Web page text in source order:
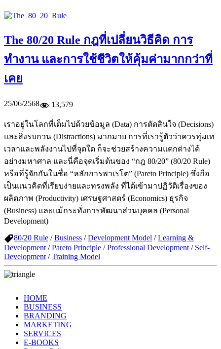
The 80/20 Rule กฎที่เปลี่ยนวิธีคิด การ
ทำงาน และการใช้ชีวิตให้คุ้มค่ามากกว่าที่
เคย
25/06/2568 13,579
เราอยู่ในโลกที่เต็มไปด้วยข้อมูล (Data) การตัดสินใจ (Decisions)
และสิ่งรบกวน (Distractions) มากมาย การที่เรารู้ตัวว่าควรทุ่มเท
เวลาและพลังงานไปที่จุดใด ก็จะช่วยสร้างความแตกต่างได้
อย่างมหาศาล และนี่คือจุดเริ่มต้นของ “กฎ 80/20” (80/20 Rule)
หรือที่รู้จักกันในชื่อ “หลักการพาเรโต” (Pareto Principle) ซึ่งถือ
เป็นแนวคิดที่เรียบง่ายและทรงพลัง ที่ได้เข้ามาปฏิวัติเรื่องของ
ผลิตภาพ (Productivity) เศรษฐศาสตร์ (Economics) ธุรกิจ
(Business) และแม้กระทั่งการพัฒนาส่วนบุคคล (Personal
Development)
80/20 Rule /Business /Development Model /Learning &
Development /Pareto Principle /Professional Development / Self-
Development /Training Model
HOME
BUSINESS
BRANDING
MARKETING
SERVICES
E-BOOKS